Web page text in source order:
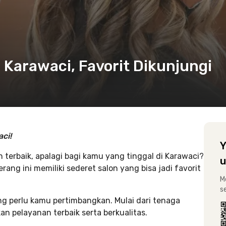
Karawaci, Favorit Dikunjungi
apalagi bagi kamu yang tinggal di Karawaci?
ini memiliki sederet salon yang bisa jadi favorit
perlu kamu pertimbangkan. Mulai dari tenaga
pelayanan terbaik serta berkualitas.